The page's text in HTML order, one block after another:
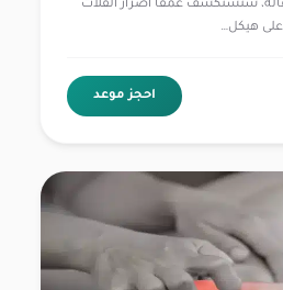
سنستكشف عمقًا أضرار الفلات
على هيكل…
احجز موعد